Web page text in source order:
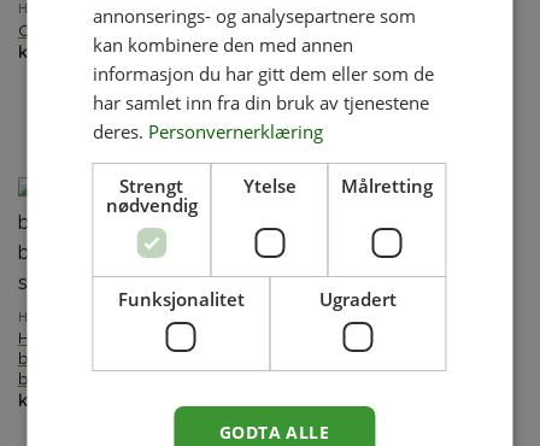
HAGEKRUKKER
Octavia 400 Plantekasse
kr
12,500.00 inkl. mva
HADDONSTONE
viktoriansk hagekrukke i
kalkstein
13,950.00
HADDONSTONE
Haddonstone Box –
blomsterkasse med
blomsterranker og sløyfebånd
kr
Warwick Castle Urn – historisk
hageurne i kalkstein
7,950.00 inkl. mva
annonserings- og analysepartnere som
kan kombinere den med annen
informasjon du har gitt dem eller som de
har samlet inn fra din bruk av tjenestene
deres. Personvernerklæring
Strengt
nødvendig
Ytelse Målretting
Funksjonalitet Ugradert
GODTA ALLE